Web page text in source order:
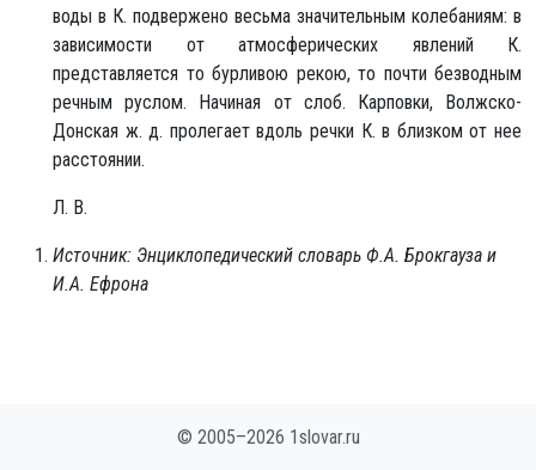
воды в К. подвержено весьма значительным колебаниям: в
зависимости от атмосферических явлений К.
представляется то бурливою рекою, то почти безводным
речным руслом. Начиная от слоб. Карповки, Волжско-
Донская ж. д. пролегает вдоль речки К. в близком от нее
расстоянии.
Л. В.
Источник: Энциклопедический словарь Ф.А. Брокгауза и
И.А. Ефрона
© 2005–2026 1slovar.ru